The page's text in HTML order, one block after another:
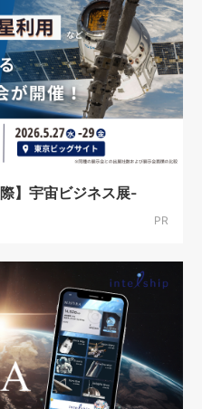
】宇宙ビジネス展-
PR